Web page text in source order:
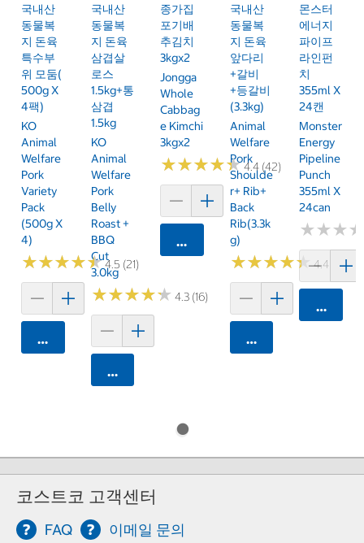
국내산
동물복
지 돈육
특수부
위 모둠(
500g X
4팩)
KO
Animal
Welfare
Pork
Variety
Pack
(500g X
4)
★★★★★
★★★★★4.5 (21)
카트에 담기
국내산
동물복
지 돈육
삼겹살
로스
1.5kg+통
삼겹
1.5kg
KO
Animal
Welfare
Pork
Belly
Roast +
BBQ
Cut
3.0kg
★★★★★
★★★★★ 4.3 (16)
카트에 담기
종가집
포기배
추김치
3kgx2
Jongga
Whole
Cabbag
E Kimchi
3kgx2
★★★★★
★★★★★4.4 (42)
카트에 담기
국내산
동물복
지 돈육
앞다리
+갈비
+등갈비
(3.3kg)
Animal
Welfare
Pork
Shoulde
R+ Rib+
Back
Rib(3.3k
G)
★★★★★
★★★★★4.4 (8)
카트에 담기
몬스터
에너지
파이프
라인펀
치
355ml X
24캔
Monster
Energy
Pipeline
Punch
355ml X
24can
★★★
★★★
카트에
코스트코 고객센터
FAQ 이메일 문의